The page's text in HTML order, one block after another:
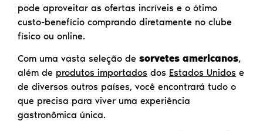
pode aproveitar as ofertas incríveis e o ótimo
custo-benefício comprando diretamente no clube
físico ou online.
Com uma vasta seleção de sorvetes americanos,
além de produtos importados dos Estados Unidos e
de diversos outros países, você encontrará tudo o
que precisa para viver uma experiência
gastronômica única.